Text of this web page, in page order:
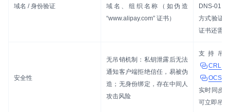
域名 / 身份验证
域名、组织名称（如伪造
“www.alipay.com” 证书）
DNS-01
方式验证
证书还需
安全性
无吊销机制：私钥泄露后无法
通知客户端拒绝信任，易被伪
造；无身份绑定，存在中间人
攻击风险
支持吊
CRL（
OCSP
实时同步
可立即吊